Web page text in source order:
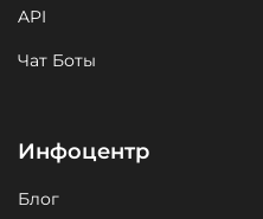
API
Чат Боты
Инфоцентр
Блог